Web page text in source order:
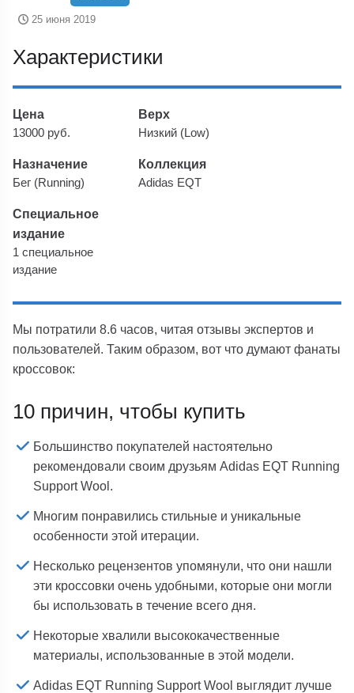
25 июня 2019
Характеристики
Цена
13000 руб.
Верх
Низкий (Low)
Назначение
Бег (Running)
Коллекция
Adidas EQT
Специальное
издание
1 специальное
издание
Мы потратили 8.6 часов, читая отзывы экспертов и
пользователей. Таким образом, вот что думают фанаты
кроссовок:
10 причин, чтобы купить
Большинство покупателей настоятельно
рекомендовали своим друзьям Adidas EQT Running
Support Wool.
Многим понравились стильные и уникальные
особенности этой итерации.
Несколько рецензентов упомянули, что они нашли
эти кроссовки очень удобными, которые они могли
бы использовать в течение всего дня.
Некоторые хвалили высококачественные
материалы, использованные в этой модели.
Adidas EQT Running Support Wool выглядит лучше